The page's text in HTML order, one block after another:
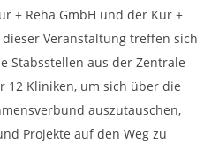
+ Reha GmbH und der Kur +
Veranstaltung treffen sich
Stabsstellen aus der Zentrale
12 Kliniken, um sich über die
auszutauschen,
Projekte auf den Weg zu